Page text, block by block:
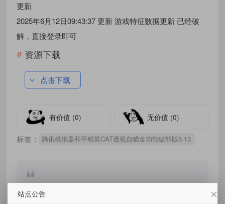
更新
2025年6月12日09:43:37 更新 游戏特征数据更新 已经破
解，直接登录即可
资源下载
点击下载
有价值 (0) 无价值 (0)
标签： 腾讯模拟器和平精英CAT透视自瞄全功能破解版6.13
免责声明：
站点公告